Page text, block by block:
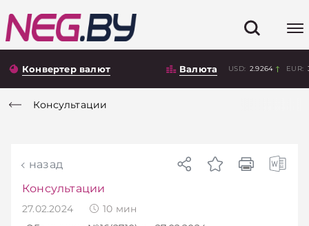
Конвертер валют Валюта USD: 2.9264 EUR:
Консультации
назад
Консультации
27.02.2024 10 мин